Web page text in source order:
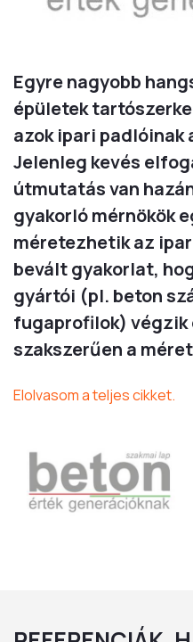
Egyre nagyobb
épületek
azok ipari padlóinak
Jelenleg kevés
útmutatás van
gyakorló mérnökök
méretezhetik az
bevált gyakorlat,
gyártói (pl. beton
fugaprofilok) végzik
szakszerűen a
Elolvasom a teljes cikket.